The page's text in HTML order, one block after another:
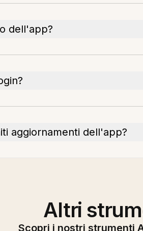
dell'app?
aggiornamenti dell'app?
Altri
Scopri i nostri strumenti